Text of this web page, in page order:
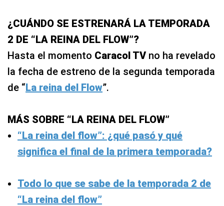
¿CUÁNDO SE ESTRENARÁ LA TEMPORADA
2 DE “LA REINA DEL FLOW”?
Hasta el momento Caracol TV no ha revelado
la fecha de estreno de la segunda temporada
de “La reina del Flow”.
MÁS SOBRE “LA REINA DEL FLOW”
“La reina del flow”: ¿qué pasó y qué
significa el final de la primera temporada?
Todo lo que se sabe de la temporada 2 de
“La reina del flow”